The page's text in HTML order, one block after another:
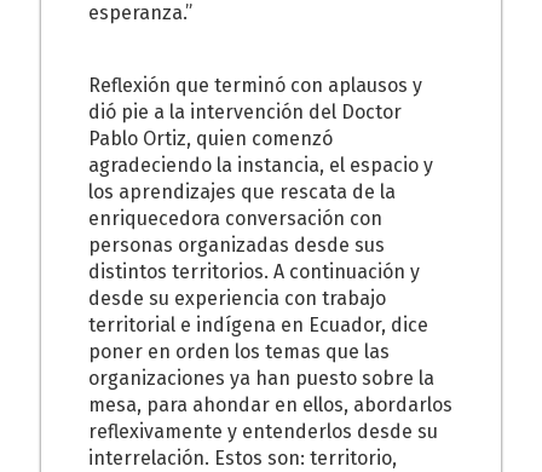
esperanza.”
Reflexión que terminó con aplausos y
dió pie a la intervención del Doctor
Pablo Ortiz, quien comenzó
agradeciendo la instancia, el espacio y
los aprendizajes que rescata de la
enriquecedora conversación con
personas organizadas desde sus
distintos territorios. A continuación y
desde su experiencia con trabajo
territorial e indígena en Ecuador, dice
poner en orden los temas que las
organizaciones ya han puesto sobre la
mesa, para ahondar en ellos, abordarlos
reflexivamente y entenderlos desde su
interrelación. Estos son: territorio,